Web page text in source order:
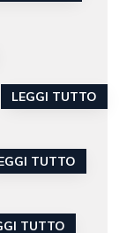
LEGGI TUTTO
TUTTO
TUTTO